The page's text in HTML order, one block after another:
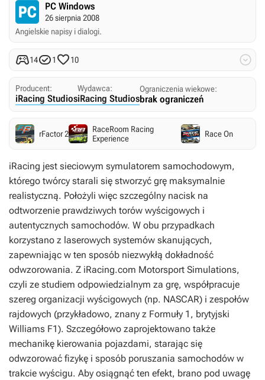
PC Windows
26 sierpnia 2008
Angielskie napisy i dialogi.
141 10 
Producent:
iRacing Studios
Wydawca:
iRacing Studios
Ograniczenia wiekowe:
brak ograniczeń
rFactor 2
RaceRoom Racing
Experience
Race On
iRacing jest sieciowym symulatorem samochodowym,
którego twórcy starali się stworzyć grę maksymalnie
realistyczną. Położyli więc szczególny nacisk na
odtworzenie prawdziwych torów wyścigowych i
autentycznych samochodów. W obu przypadkach
korzystano z laserowych systemów skanujących,
zapewniając w ten sposób niezwykłą dokładność
odwzorowania. Z iRacing.com Motorsport Simulations,
czyli ze studiem odpowiedzialnym za grę, współpracuje
szereg organizacji wyścigowych (np. NASCAR) i zespołów
rajdowych (przykładowo, znany z Formuły 1, brytyjski
Williams F1). Szczegółowo zaprojektowano także
mechanikę kierowania pojazdami, starając się
odwzorować fizykę i sposób poruszania samochodów w
trakcie wyścigu. Aby osiągnąć ten efekt, brano pod uwagę